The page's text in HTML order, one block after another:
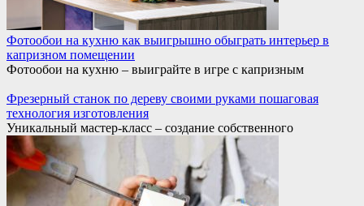
Фотообои на кухню как выигрышно обыграть интерьер в
капризном помещении
Фотообои на кухню – выиграйте в игре с капризным
Фрезерный станок по дереву своими руками пошаговая
технология изготовления
Уникальный мастер-класс – создание собственного